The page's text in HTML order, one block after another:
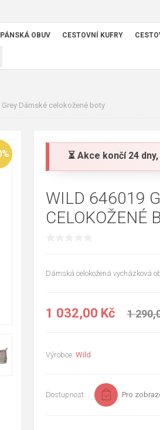
PÁNSKÁ OBUV CESTOVNÍ KUFRY
Dámské celokožené boty
⏳ Akce končí 24
WILD 646019
CELOKOŽENÉ
Dámská celokožená vycházková
1 032,00 Kč 1
Výrobce: Wild
Dostupnost: Pro